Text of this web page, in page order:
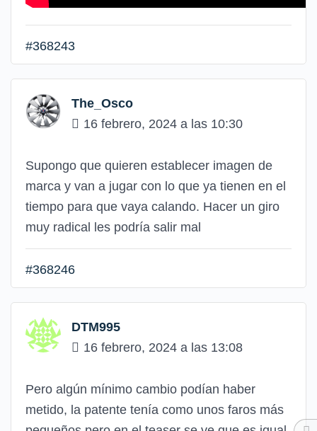
#368243
The_Osco
16 febrero, 2024 a las 10:30
Supongo que quieren establecer imagen de
marca y van a jugar con lo que ya tienen en el
tiempo para que vaya calando. Hacer un giro
muy radical les podría salir mal
#368246
DTM995
16 febrero, 2024 a las 13:08
Pero algún mínimo cambio podían haber
metido, la patente tenía como unos faros más